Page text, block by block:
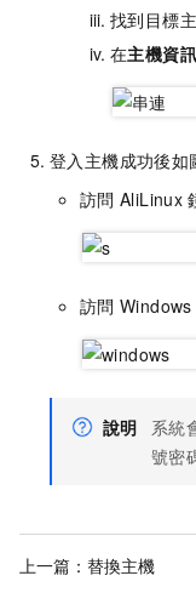
找到目標
在主機資
登入主機成功後如
訪問 AliLinux
訪問 Windows
說明
系統
號密
上一篇： 替換主機